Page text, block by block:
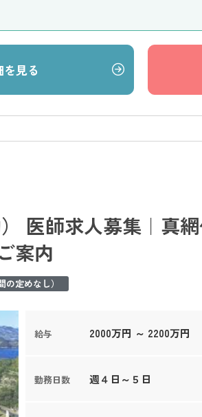
見る
） 医師求人募集｜真
案内
定めなし）
給与 2000万円 ～ 2200万円
勤務日数 週４日～５日